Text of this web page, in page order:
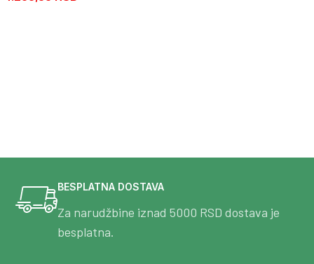
BESPLATNA DOSTAVA
Za narudžbine iznad 5000 RSD dostava je
besplatna.